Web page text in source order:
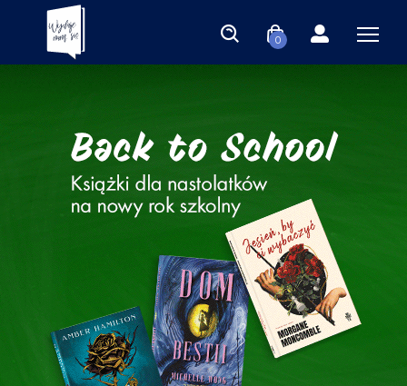
0
Księgarnia Wydaje nam się